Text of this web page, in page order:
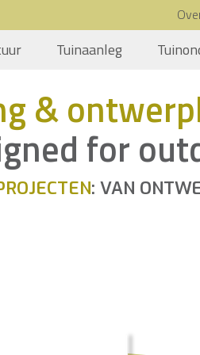
Tuinaanleg
&
for
: VAN